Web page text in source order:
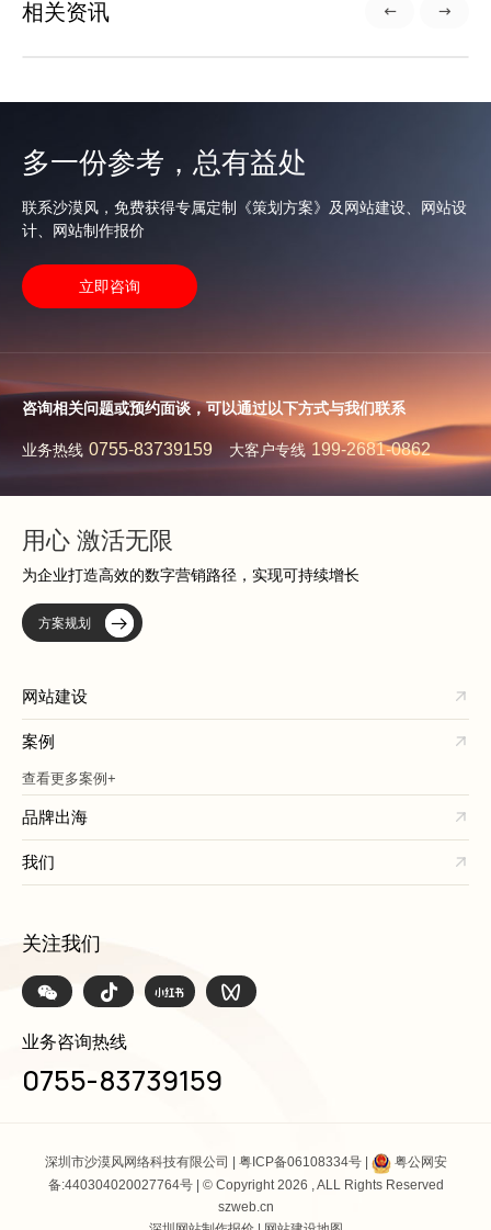
相关资讯
多一份参考，总有益处
联系沙漠风，免费获得专属定制《策划方案》及网站建设、网站设
计、网站制作报价
立即咨询
咨询相关问题或预约面谈，可以通过以下方式与我们联系
业务热线 0755-83739159 大客户专线 199-2681-0862
用心 激活无限
为企业打造高效的数字营销路径，实现可持续增长
方案规划
网站建设
案例
查看更多案例+
品牌出海
我们
关注我们
业务咨询热线
0755-83739159
深圳市沙漠风网络科技有限公司 | 粤ICP备06108334号|
粤公网安
备:440304020027764号| © Copyright 2026 , ALL Rights Reserved
szweb.cn